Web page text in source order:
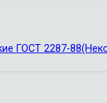
ГОСТ 2287-